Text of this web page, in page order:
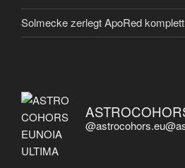
Solmecke zerlegt ApoRed komplett